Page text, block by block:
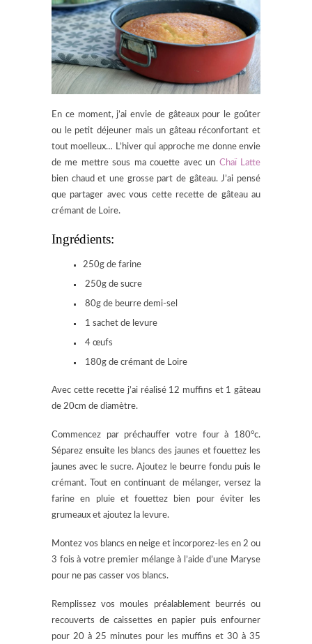
En ce moment, j’ai envie de gâteaux pour le goûter
ou le petit déjeuner mais un gâteau réconfortant et
tout moelleux… L’hiver qui approche me donne envie
de me mettre sous ma couette avec un Chaï Latte
bien chaud et une grosse part de gâteau. J’ai pensé
que partager avec vous cette recette de gâteau au
crémant de Loire.
Ingrédients:
250g de farine
250g de sucre
80g de beurre demi-sel
1 sachet de levure
4 œufs
180g de crémant de Loire
Avec cette recette j’ai réalisé 12 muffins et 1 gâteau
de 20cm de diamètre.
Commencez par préchauffer votre four à 180°c.
Séparez ensuite les blancs des jaunes et fouettez les
jaunes avec le sucre. Ajoutez le beurre fondu puis le
crémant. Tout en continuant de mélanger, versez la
farine en pluie et fouettez bien pour éviter les
grumeaux et ajoutez la levure.
Montez vos blancs en neige et incorporez-les en 2 ou
3 fois à votre premier mélange à l’aide d’une Maryse
pour ne pas casser vos blancs.
Remplissez vos moules préalablement beurrés ou
recouverts de caissettes en papier puis enfourner
pour 20 à 25 minutes pour les muffins et 30 à 35